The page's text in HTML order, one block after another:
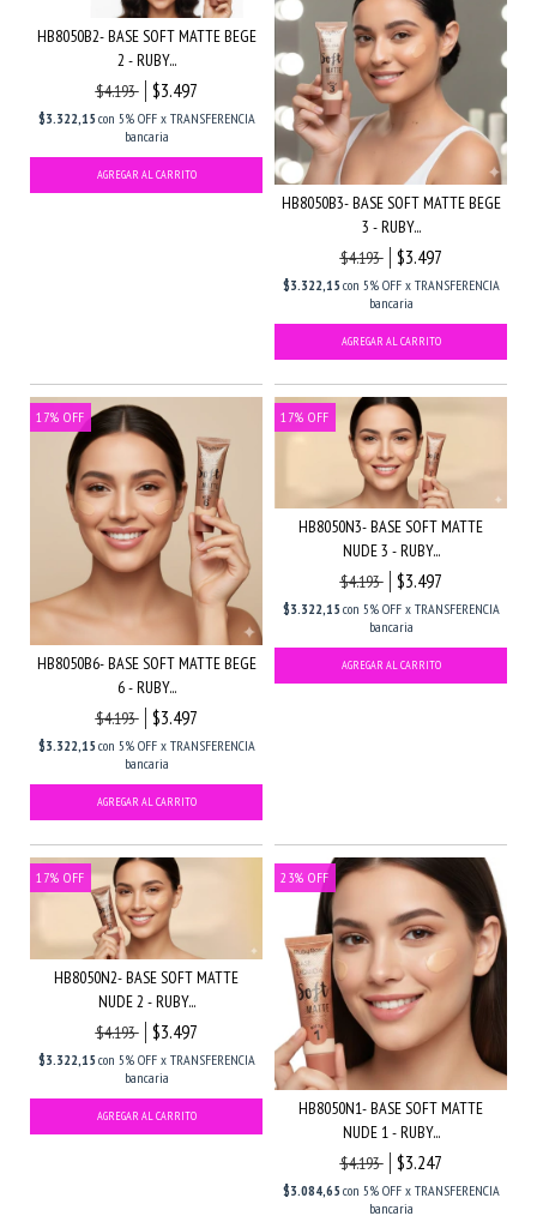
HB8050B2- BASE SOFT MATTE BEGE
2 - RUBY...
$4.193
$3.497
$3.322,15 con 5% OFF x TRANSFERENCIA
bancaria
HB8050B3- BASE SOFT MATTE BEGE
3 - RUBY...
$4.193
$3.497
$3.322,15 con 5% OFF x TRANSFERENCIA
bancaria
17% OFF
HB8050B6- BASE SOFT MATTE BEGE
6 - RUBY...
$4.193
$3.497
$3.322,15 con 5% OFF x TRANSFERENCIA
bancaria
17% OFF
HB8050N3- BASE SOFT MATTE
NUDE 3 - RUBY...
$4.193
$3.497
$3.322,15 con 5% OFF x TRANSFERENCIA
bancaria
17% OFF
HB8050N2- BASE SOFT MATTE
NUDE 2 - RUBY...
$4.193
$3.497
$3.322,15 con 5% OFF x TRANSFERENCIA
bancaria
23% OFF
HB8050N1- BASE SOFT MATTE
NUDE 1 - RUBY...
$4.193
$3.247
$3.084,65 con 5% OFF x TRANSFERENCIA
bancaria